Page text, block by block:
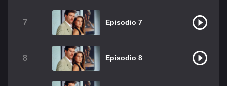
Christian Chavez
Dulce María
RBD Como Assistir Legendado
7 Episodio 7
8 Episodio 8